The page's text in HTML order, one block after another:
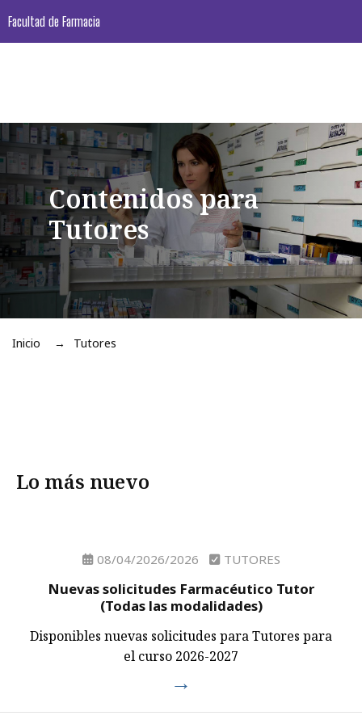
Facultad de Farmacia
Contenidos para
Tutores
Inicio Tutores
Lo más nuevo
08/04/2026/2026 TUTORES
Nuevas solicitudes Farmacéutico Tutor
(Todas las modalidades)
Disponibles nuevas solicitudes para Tutores para
el curso 2026-2027